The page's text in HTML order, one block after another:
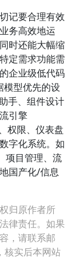
记要合理有效
务高效地运
时还能大幅缩
定需求功能需
企业级低代码
型优先的设
手、组件设计
引擎
权限、仪表盘
字化系统。如
项目管理、流
国产化/信息
归原作者所
律责任。如果
，请联系邮
实后本网站